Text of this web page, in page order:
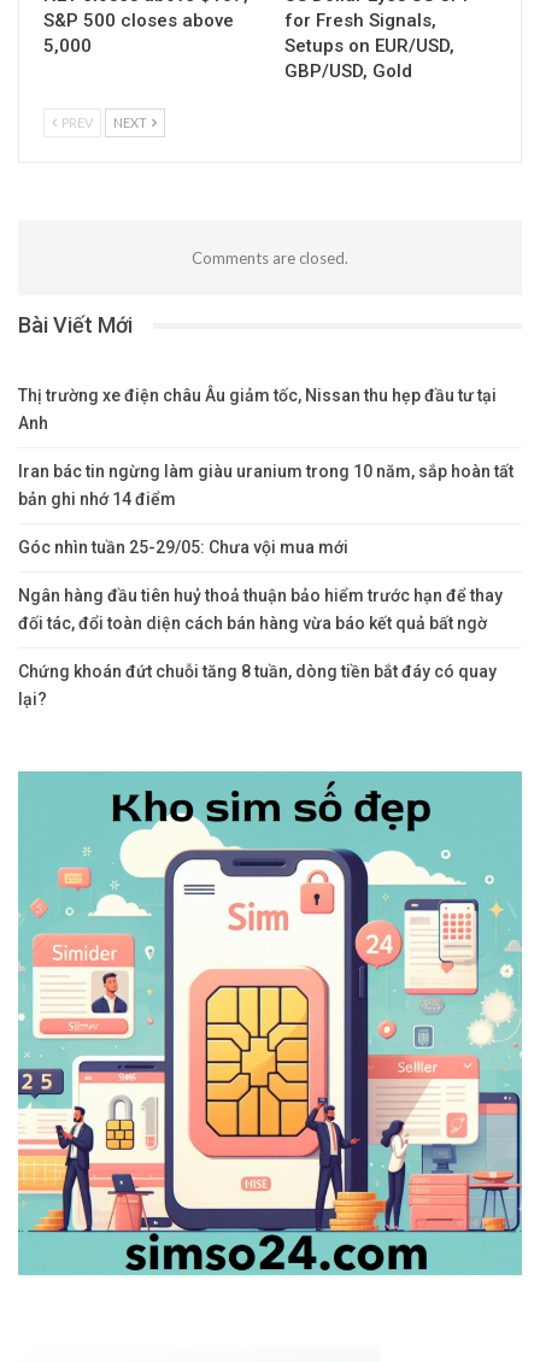
S&P 500 closes above
5,000
for Fresh Signals,
Setups on EUR/USD,
GBP/USD, Gold
PREV NEXT
Comments are closed.
Bài Viết Mới
Thị trường xe điện châu Âu giảm tốc, Nissan thu hẹp đầu tư tại
Anh
Iran bác tin ngừng làm giàu uranium trong 10 năm, sắp hoàn tất
bản ghi nhớ 14 điểm
Góc nhìn tuần 25-29/05: Chưa vội mua mới
Ngân hàng đầu tiên huỷ thoả thuận bảo hiểm trước hạn để thay
đối tác, đổi toàn diện cách bán hàng vừa báo kết quả bất ngờ
Chứng khoán đứt chuỗi tăng 8 tuần, dòng tiền bắt đáy có quay
lại?